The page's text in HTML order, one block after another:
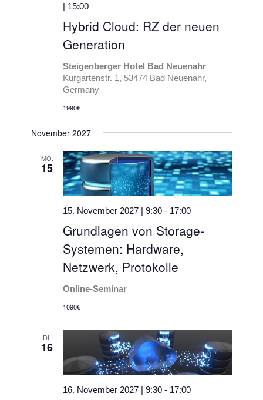
Hybrid Cloud: RZ der neuen
Generation
| 15:00
Steigenberger Hotel Bad Neuenahr
Kurgartenstr. 1, 53474 Bad Neuenahr,
Germany
1990€
November 2027
MO.
15
Grundlagen von Storage-
Systemen: Hardware,
Netzwerk, Protokolle
15. November 2027 | 9:30 - 17:00
Online-Seminar
1090€
DI.
16
16. November 2027 | 9:30 - 17:00